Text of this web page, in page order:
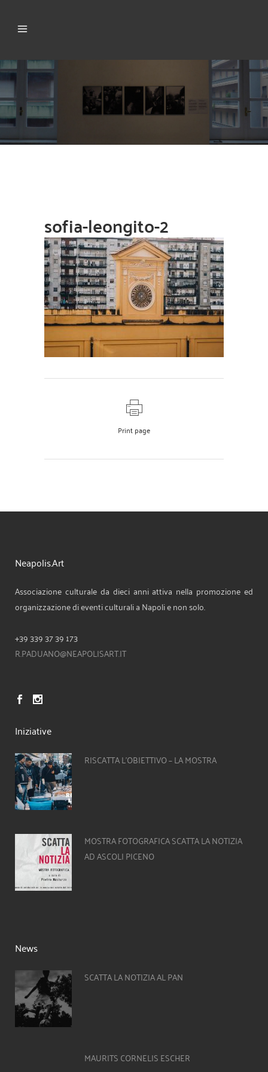
sofia-leongito-2
Print page
Neapolis.Art
Associazione culturale da dieci anni attiva nella promozione ed
organizzazione di eventi culturali a Napoli e non solo.
+39 339 37 39 173
R.PADUANO@NEAPOLISART.IT
Iniziative
RISCATTA L’OBIETTIVO – LA MOSTRA
MOSTRA FOTOGRAFICA SCATTA LA NOTIZIA
AD ASCOLI PICENO
News
SCATTA LA NOTIZIA AL PAN
MAURITS CORNELIS ESCHER